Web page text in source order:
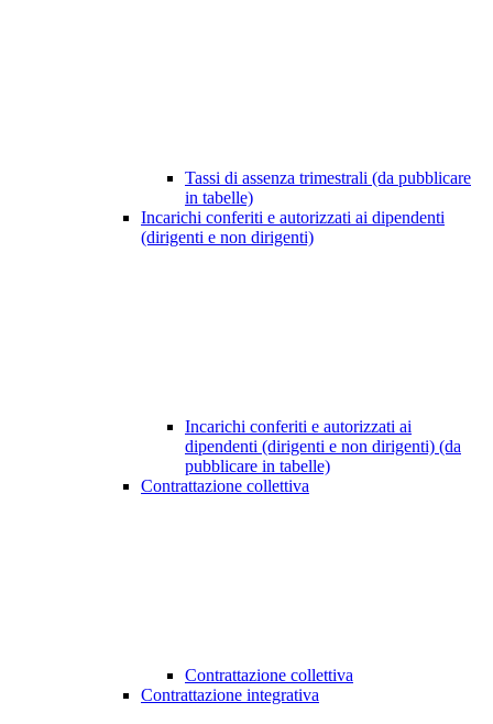
Tassi di assenza trimestrali (da pubblicare
in tabelle)
Incarichi conferiti e autorizzati ai dipendenti
(dirigenti e non dirigenti)
Incarichi conferiti e autorizzati ai
dipendenti (dirigenti e non dirigenti) (da
pubblicare in tabelle)
Contrattazione collettiva
Contrattazione collettiva
Contrattazione integrativa